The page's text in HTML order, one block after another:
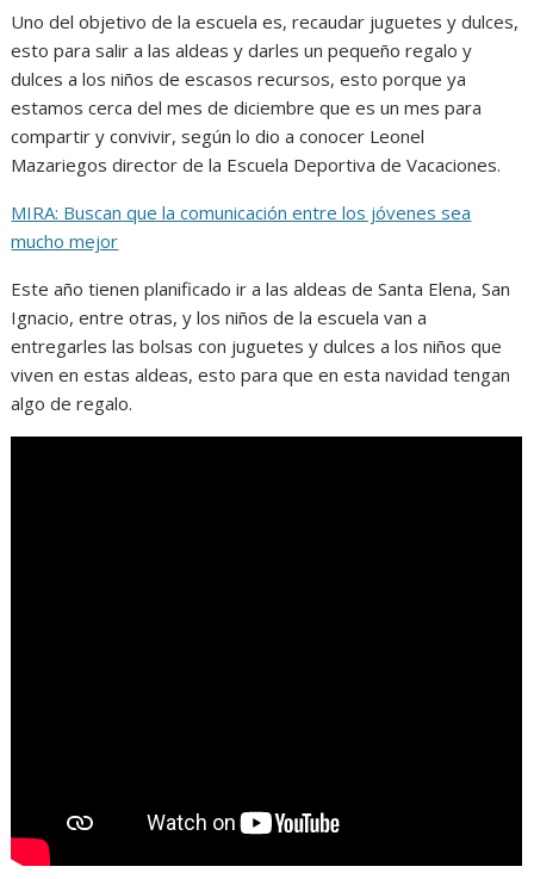
Uno del objetivo de la escuela es, recaudar juguetes y dulces,
esto para salir a las aldeas y darles un pequeño regalo y
dulces a los niños de escasos recursos, esto porque ya
estamos cerca del mes de diciembre que es un mes para
compartir y convivir, según lo dio a conocer Leonel
Mazariegos director de la Escuela Deportiva de Vacaciones.
MIRA: Buscan que la comunicación entre los jóvenes sea
mucho mejor
Este año tienen planificado ir a las aldeas de Santa Elena, San
Ignacio, entre otras, y los niños de la escuela van a
entregarles las bolsas con juguetes y dulces a los niños que
viven en estas aldeas, esto para que en esta navidad tengan
algo de regalo.